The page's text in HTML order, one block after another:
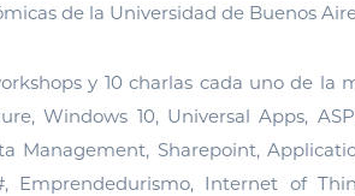
de la Universidad de Buenos
y 10 charlas cada uno de la
Windows 10, Universal Apps,
Management, Sharepoint,
Emprendedurismo, Internet of